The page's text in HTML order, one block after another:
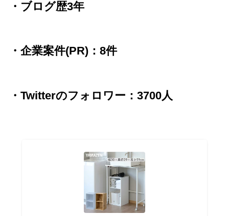
・ブログ歴3年
・企業案件(PR)：8件
・Twitterのフォロワー：3700人